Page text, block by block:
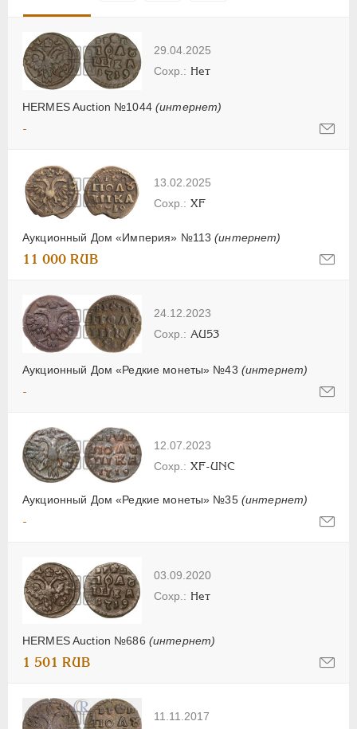
29.04.2025
HERMES Auction №1044 (интернет)
Нет
-
13.02.2025
Аукционный Дом «Империя» №113(интернет)
XF
11 000 RUB
24.12.2023
Аукционный Дом «Редкие монеты» №43 (интернет)
AU53
-
12.07.2023
Аукционный Дом «Редкие монеты» №35 (интернет)
XF-UNC
-
03.09.2020
HERMES Auction №686 (интернет)
Нет
1 501 RUB
11.11.2017